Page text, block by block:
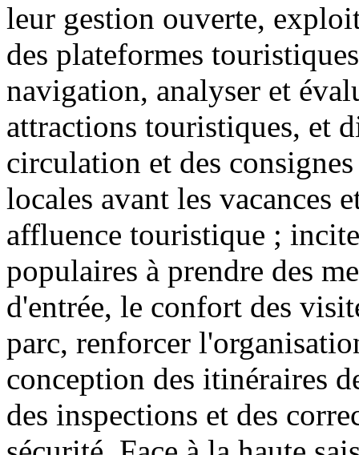
leur gestion ouverte,
des plateformes
navigation, analyser et
attractions touristiques, et
circulation et des
locales avant les vacances
affluence touristique ;
populaires à prendre des
d'entrée, le confort des
parc, renforcer
conception des itinéraires
des inspections et des